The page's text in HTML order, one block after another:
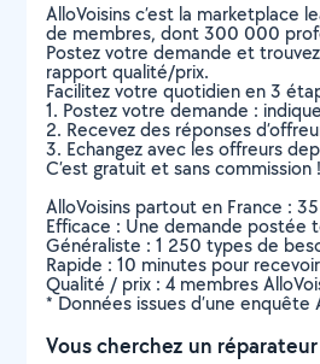
AlloVoisins c’est la marketplace
de membres, dont 300 000
Postez votre demande et
rapport qualité/prix.
Facilitez votre quotidien en 3
1. Postez votre demande :
2. Recevez des réponses
3. Echangez avec les offreurs
C’est gratuit et sans commission !
AlloVoisins partout en France :
Efficace : Une demande postée
Généraliste : 1 250 types de
Rapide : 10 minutes pour
Qualité / prix : 4 membres
* Données issues d’une
Vous cherchez un